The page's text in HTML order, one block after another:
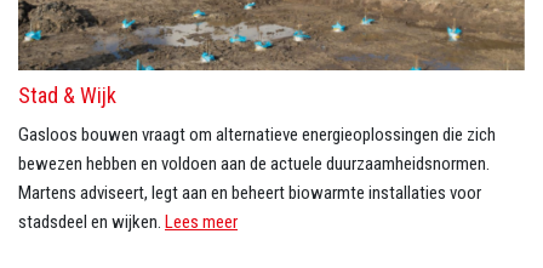
Stad & Wijk
Gasloos bouwen vraagt om alternatieve energieoplossingen die zich
bewezen hebben en voldoen aan de actuele duurzaamheidsnormen.
Martens adviseert, legt aan en beheert biowarmte installaties voor
stadsdeel en wijken. Lees meer